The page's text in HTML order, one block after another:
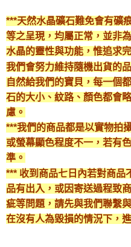
***天然水晶礦石難免會有礦
等之呈現，均屬正常，並非
水晶的靈性與功能，惟追求
我們會努力維持隨機出貨的
自然給我們的寶貝，每一個
石的大小、紋路、顏色都會
慮。
***我們的商品都是以實物拍
或螢幕顯色程度不一，若有
準。
*** 收到商品七日內若對商品
品有出入，或因寄送過程致
疵等問題，請先與我們聯繫
在沒有人為毀損的情況下，